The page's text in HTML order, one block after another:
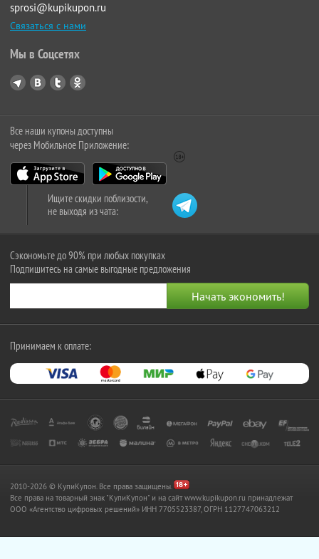
sprosi@kupikupon.ru
Связаться с нами
Мы в Соцсетях
Все наши купоны доступны
через Мобильное Приложение:
Ищите скидки поблизости,
не выходя из чата:
Сэкономьте до 90% при любых покупках
Подпишитесь на самые выгодные предложения
Принимаем к оплате:
2010-2026 © КупиКупон. Все права защищены.
Все права на товарный знак "КупиКупон" и на сайт www.kupikupon.ru принадлежат
OOO «Агентство цифровых решений» ИНН 7705523387, ОГРН 1127747063212